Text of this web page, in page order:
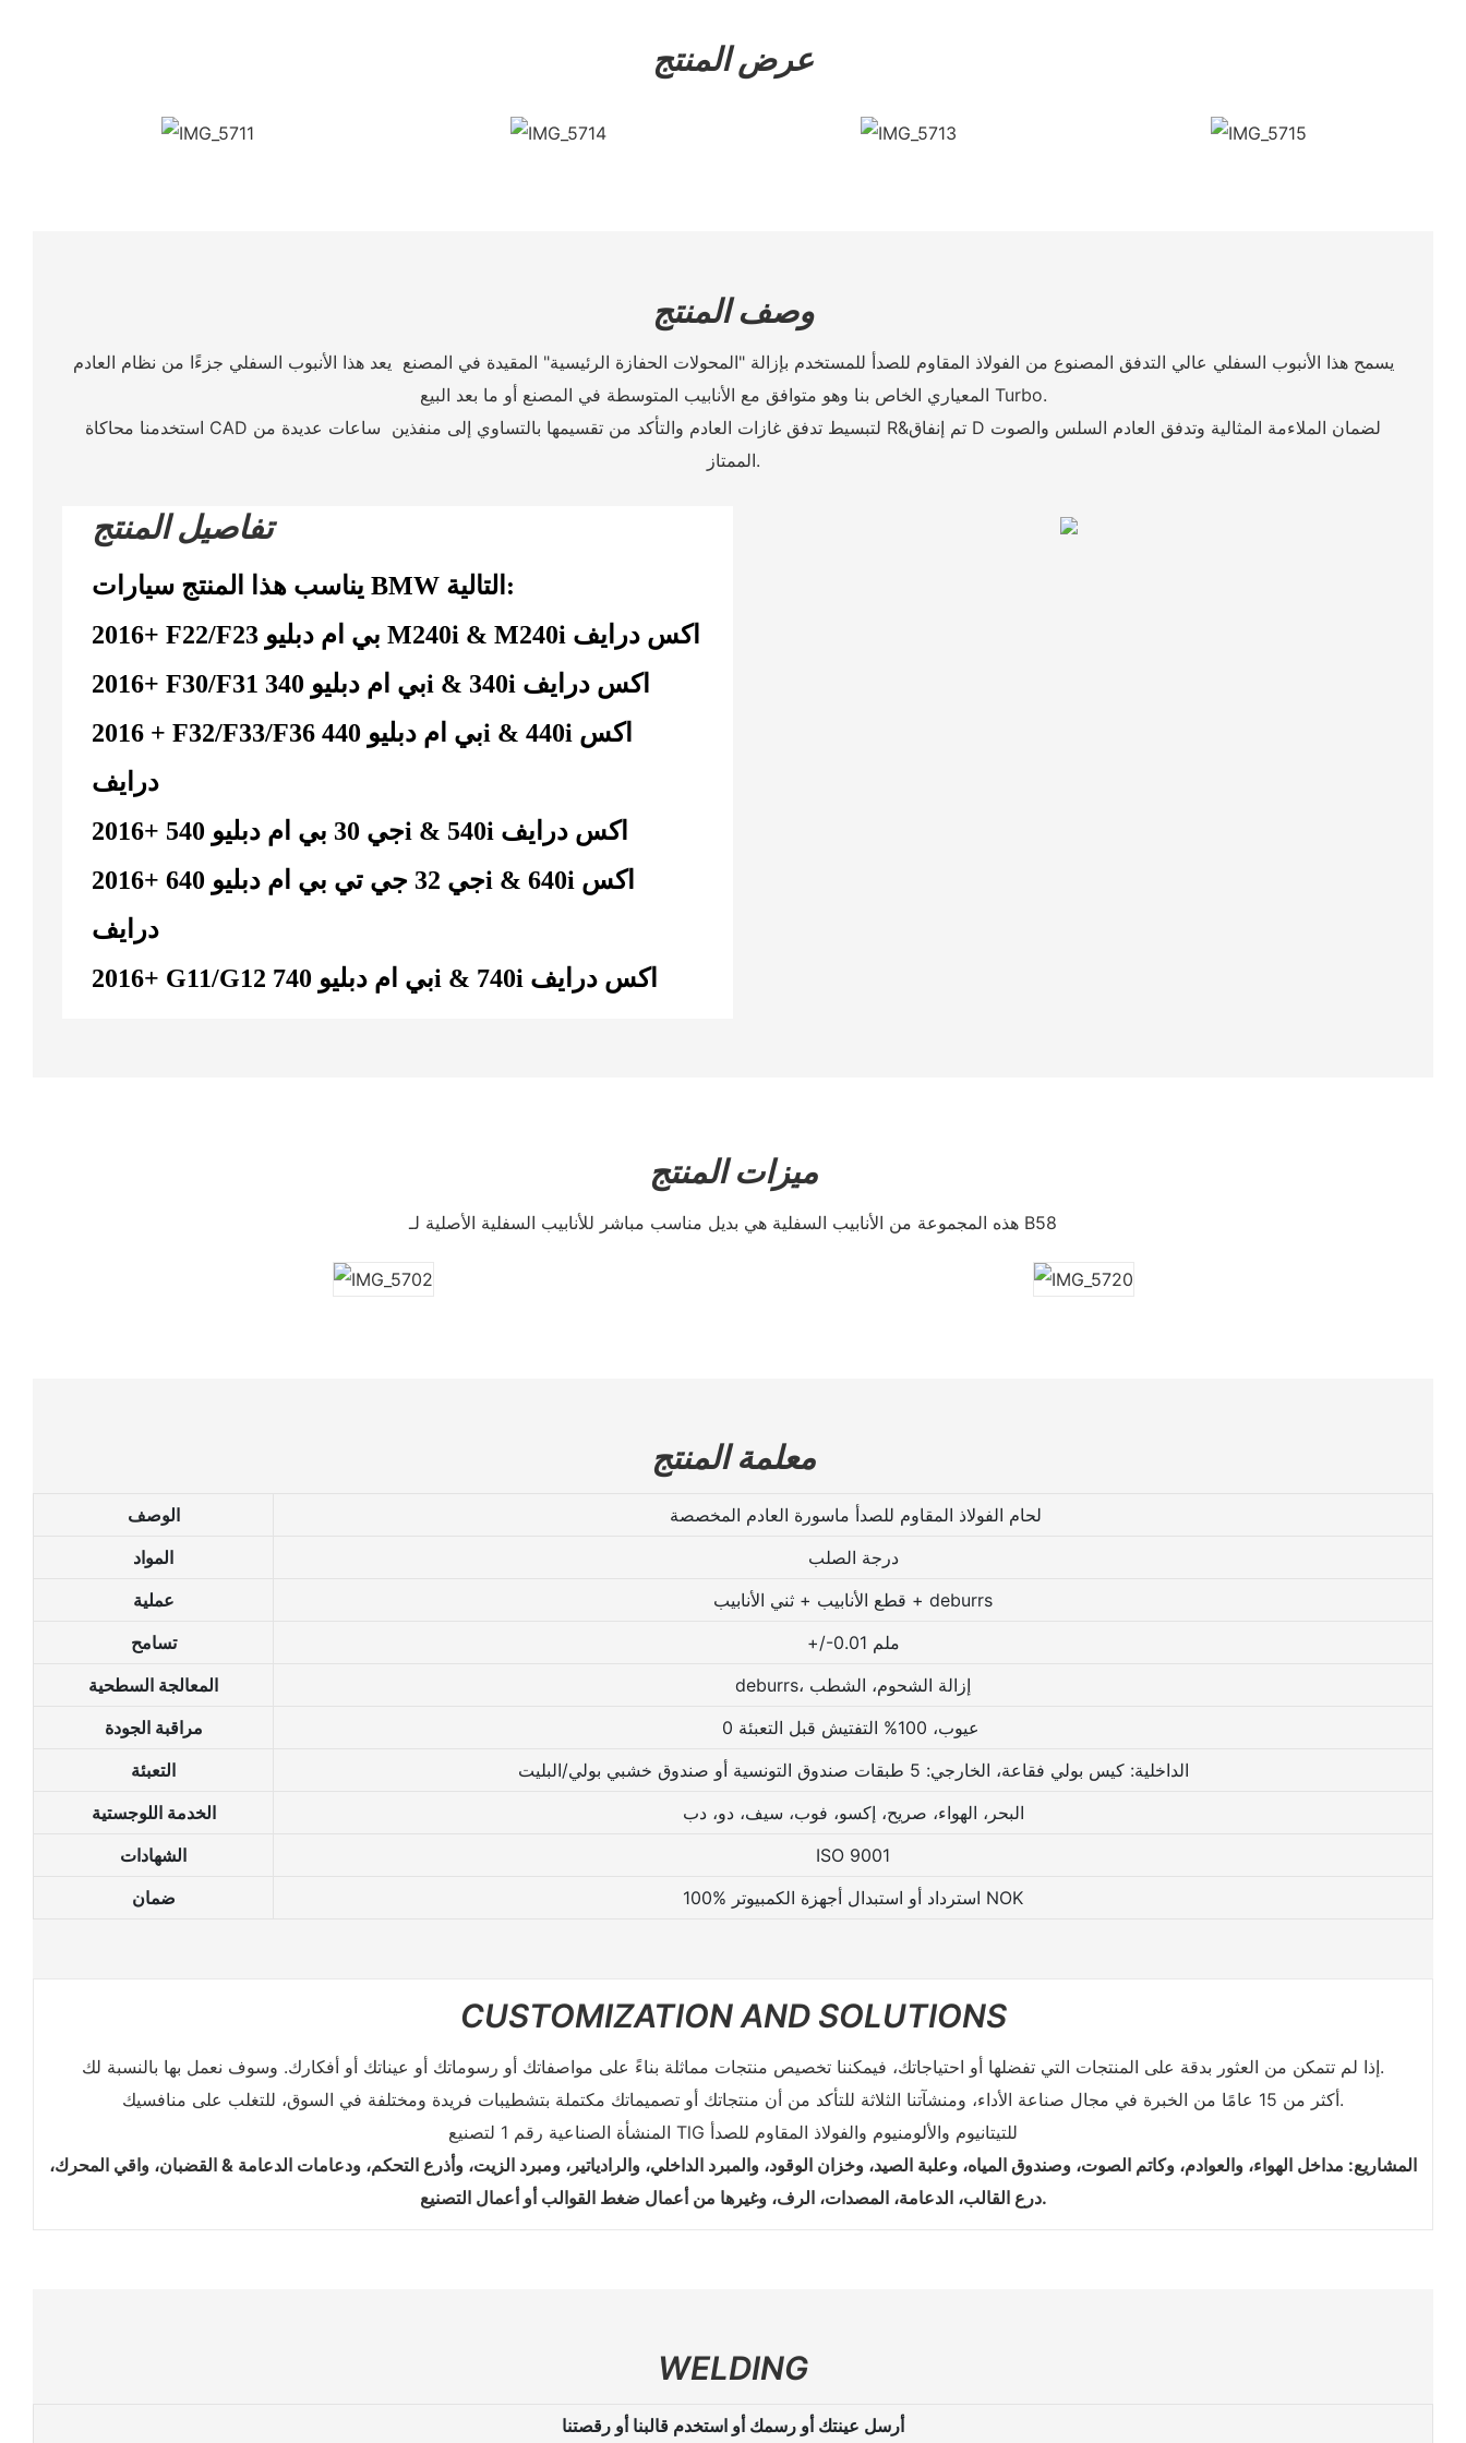
عرض المنتج
وصف المنتج
يسمح هذا الأنبوب السفلي عالي التدفق المصنوع من الفولاذ المقاوم للصدأ للمستخدم بإزالة "المحولات الحفازة الرئيسية" المقيدة في المصنع يعد هذا الأنبوب السفلي جزءًا من نظام العادم
المعياري الخاص بنا وهو متوافق مع الأنابيب المتوسطة في المصنع أو ما بعد البيع Turbo.
استخدمنا محاكاة CAD لتبسيط تدفق غازات العادم والتأكد من تقسيمها بالتساوي إلى منفذين ساعات عديدة من R&تم إنفاق D لضمان الملاءمة المثالية وتدفق العادم السلس والصوت
الممتاز.
تفاصيل المنتج
يناسب هذا المنتج سيارات BMW التالية:
2016+ F22/F23 بي ام دبليو M240i & M240i اكس درايف
2016+ F30/F31 بي ام دبليو 340i & 340i اكس درايف
2016 + F32/F33/F36 بي ام دبليو 440i & 440i اكس
درايف
2016+ جي 30 بي ام دبليو 540i & 540i اكس درايف
2016+ جي 32 جي تي بي ام دبليو 640i & 640i اكس
درايف
2016+ G11/G12 بي ام دبليو 740i & 740i اكس درايف
ميزات المنتج
هذه المجموعة من الأنابيب السفلية هي بديل مناسب مباشر للأنابيب السفلية الأصلية لـ B58
معلمة المنتج
الوصف
لحام الفولاذ المقاوم للصدأ ماسورة العادم المخصصة
المواد
درجة الصلب
عملية
قطع الأنابيب + ثني الأنابيب + deburrs
تسامح
+/-0.01 ملم
المعالجة السطحية
deburrs، إزالة الشحوم، الشطب
مراقبة الجودة
التعبئة
الداخلية: كيس بولي فقاعة، الخارجي: 5 طبقات صندوق التونسية أو صندوق خشبي بولي/البليت
الخدمة اللوجستية
البحر، الهواء، صريح، إكسو، فوب، سيف، دو، دب
الشهادات
ISO 9001
ضمان
100% استرداد أو استبدال أجهزة الكمبيوتر NOK
CUSTOMIZATION AND SOLUTIONS
إذا لم تتمكن من العثور بدقة على المنتجات التي تفضلها أو احتياجاتك، فيمكننا تخصيص منتجات مماثلة بناءً على مواصفاتك أو رسوماتك أو عيناتك أو أفكارك. وسوف نعمل بها بالنسبة لك.
أكثر من 15 عامًا من الخبرة في مجال صناعة الأداء، ومنشآتنا الثلاثة للتأكد من أن منتجاتك أو تصميماتك مكتملة بتشطيبات فريدة ومختلفة في السوق، للتغلب على منافسيك.
المنشأة الصناعية رقم 1 لتصنيع TlG للتيتانيوم والألومنيوم والفولاذ المقاوم للصدأ
المشاريع: مداخل الهواء، والعوادم، وكاتم الصوت، وصندوق المياه، وعلبة الصيد، وخزان الوقود، والمبرد الداخلي، والرادياتير، ومبرد الزيت، وأذرع التحكم، ودعامات الدعامة & القضبان، واقي المحرك،
درع القالب، الدعامة، المصدات، الرف، وغيرها من أعمال ضغط القوالب أو أعمال التصنيع.
WELDING
أرسل عينتك أو رسمك أو استخدم قالبنا أو رقصتنا